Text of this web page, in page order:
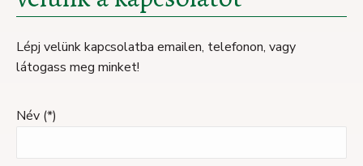
Lépj velünk kapcsolatba emailen, telefonon, vagy
látogass meg minket!
Név (*)